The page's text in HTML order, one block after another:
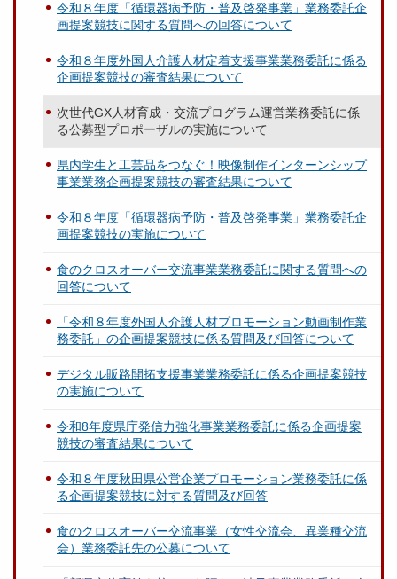
令和８年度「循環器病予防・普及啓発事業」業務委託企
画提案競技に関する質問への回答について
令和８年度外国人介護人材定着支援事業業務委託に係る
企画提案競技の審査結果について
次世代GX人材育成・交流プログラム運営業務委託に係
る公募型プロポーザルの実施について
県内学生と工芸品をつなぐ！映像制作インターンシップ
事業業務企画提案競技の審査結果について
令和８年度「循環器病予防・普及啓発事業」業務委託企
画提案競技の実施について
食のクロスオーバー交流事業業務委託に関する質問への
回答について
「令和８年度外国人介護人材プロモーション動画制作業
務委託」の企画提案競技に係る質問及び回答について
デジタル販路開拓支援事業業務委託に係る企画提案競技
の実施について
令和8年度県庁発信力強化事業業務委託に係る企画提案
競技の審査結果について
令和８年度秋田県公営企業プロモーション業務委託に係
る企画提案競技に対する質問及び回答
食のクロスオーバー交流事業（女性交流会、異業種交流
会）業務委託先の公募について